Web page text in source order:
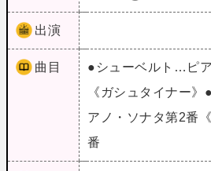
出演
曲目
●シューベルト…ピ
《ガシュタイナー
アノ・ソナタ第2番
番